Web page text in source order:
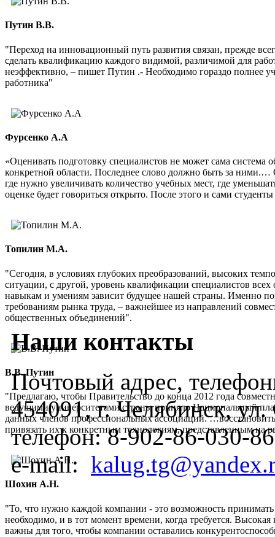
Путин В.В.
"Переход на инновационный путь развития связан, прежде
сделать квалификацию каждого видимой, различимой для
неэффективно, – пишет Путин .- Необходимо гораздо полнее
работника"
Фурсенко А.А
«Оценивать подготовку специалистов не может сама
конкретной области. Последнее слово должно быть за ними.…
где нужно увеличивать количество учебных мест, где
оценке будет говориться открыто. После этого и сами
Топилин М.А.
"Сегодня, в условиях глубоких преобразований, высоких
ситуации, с другой, уровень квалификации специалистов
навыкам и умениям зависит будущее нашей страны. Именно
требованиям рынка труда, – важнейшее из направлений
общественных объединений".
В.В. Путин
"Предлагаю, чтобы Правительство до конца 2012 года
ведущими университетами страны приняло Национальный
данных членов профессиональных ассоциаций.
привязать их к конкретным технологиям, представленным на
Шохин А.Н.
"То, что нужно каждой компании - это возможность
необходимо, и в тот момент времени, когда требуется.
важны для того, чтобы компании оставались
Наши контакты
Почтовый адрес,
454091, г. Челябинск,
телефон:8-902-86-030-86
e-mail: